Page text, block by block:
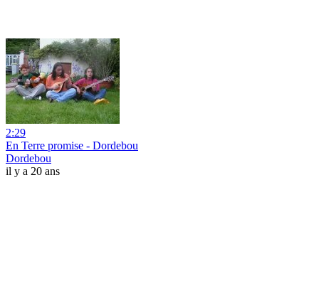
2:29
En Terre promise - Dordebou
Dordebou
il y a 20 ans